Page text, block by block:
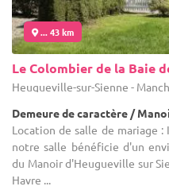
... 43 km
Le Colombier de la Baie
Heugueville-sur-Sienne -
Demeure de caractère /
Location de salle de mariage :
notre salle bénéficie d'un
du Manoir d'Heugueville sur
Havre ...